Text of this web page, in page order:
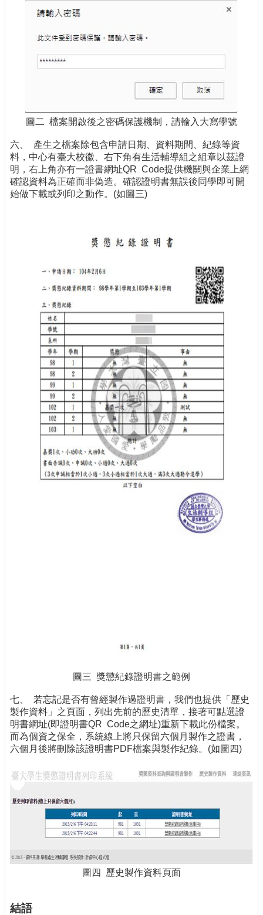
圖二 檔案開啟後之密碼保護機制，請輸入大寫學號
六、 產生之檔案除包含申請日期、資料期間、紀錄等資
料，中心有臺大校徽、右下角有生活輔導組之組章以茲證
明，右上角亦有一證書網址QR Code提供機關與企業上網
確認資料為正確而非偽造。確認證明書無誤後同學即可開
始做下載或列印之動作。(如圖三)
圖三 獎懲紀錄證明書之範例
七、 若忘記是否有曾經製作過證明書，我們也提供「歷史
製作資料」之頁面，列出先前的歷史清單，接著可點選證
明書網址(即證明書QR Code之網址)重新下載此份檔案。
而為個資之保全，系統線上將只保留六個月製作之證書，
六個月後將刪除該證明書PDF檔案與製作紀錄。(如圖四)
圖四 歷史製作資料頁面
結語